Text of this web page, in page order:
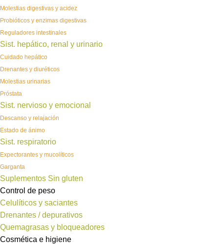
Molestias digestivas y acidez
Probióticos y enzimas digestivas
Reguladores intestinales
Sist. hepático, renal y urinario
Cuidado hepático
Drenantes y diuréticos
Molestias urinarias
Próstata
Sist. nervioso y emocional
Descanso y relajación
Estado de ánimo
Sist. respiratorio
Expectorantes y mucolíticos
Garganta
Suplementos Sin gluten
Control de peso
Celulíticos y saciantes
Drenantes / depurativos
Quemagrasas y bloqueadores
Cosmética e higiene